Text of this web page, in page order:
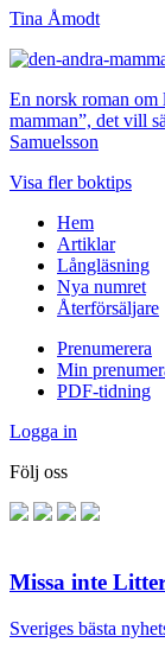
Tina Åmodt
En norsk roman om
mamman”, det vill
Samuelsson
Visa fler boktips
Hem
Artiklar
Långläsning
Nya numret
Återförsäljare
Prenumerera
Min
PDF-tidning
Logga in
Följ oss
Missa inte
Sveriges bästa